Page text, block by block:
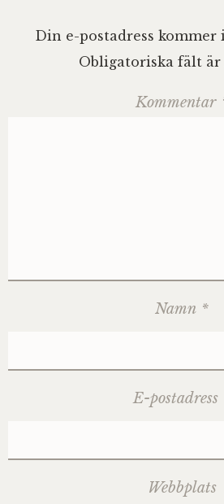
Din e-postadress kommer
Obligatoriska fält
Kommentar
Namn *
E-postadress
Webbplats